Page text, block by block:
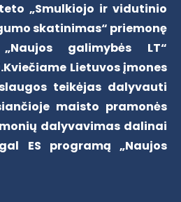
„Smulkiojo ir vidutinio
skatinimas“ priemonę
„Naujos galimybės LT“
Kviečiame Lietuvos įmones
teikėjas dalyvauti
maisto pramonės
dalyvavimas dalinai
ES programą „Naujos